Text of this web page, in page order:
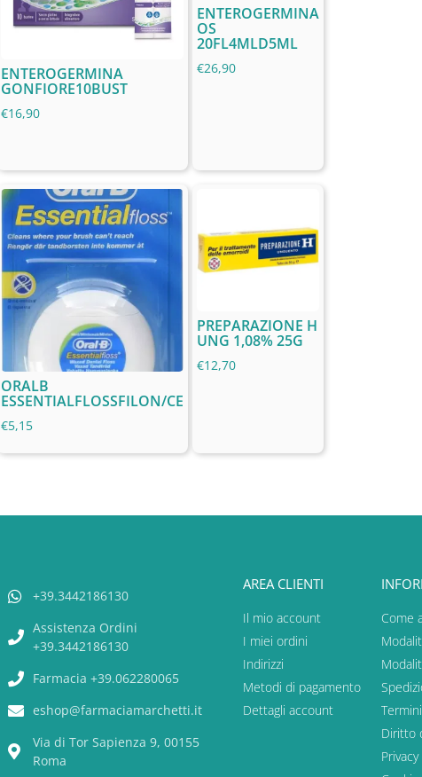
ENTEROGERMINA
GONFIORE10BUST
€16,90
ENTEROGERMINA
OS
20FL4MLD5ML
€26,90
ORALB
ESSENTIALFLOSSFILON/CE
€5,15
PREPARAZIONE H
UNG 1,08% 25G
€12,70
+39.3442186130
Assistenza Ordini
+39.3442186130
Farmacia +39.062280065
eshop@farmaciamarchetti.it
Via di Tor Sapienza 9, 00155
Roma
AREA CLIENTI
Il mio account
I miei ordini
Indirizzi
Metodi di pagamento
Dettagli account
Come
Diritto